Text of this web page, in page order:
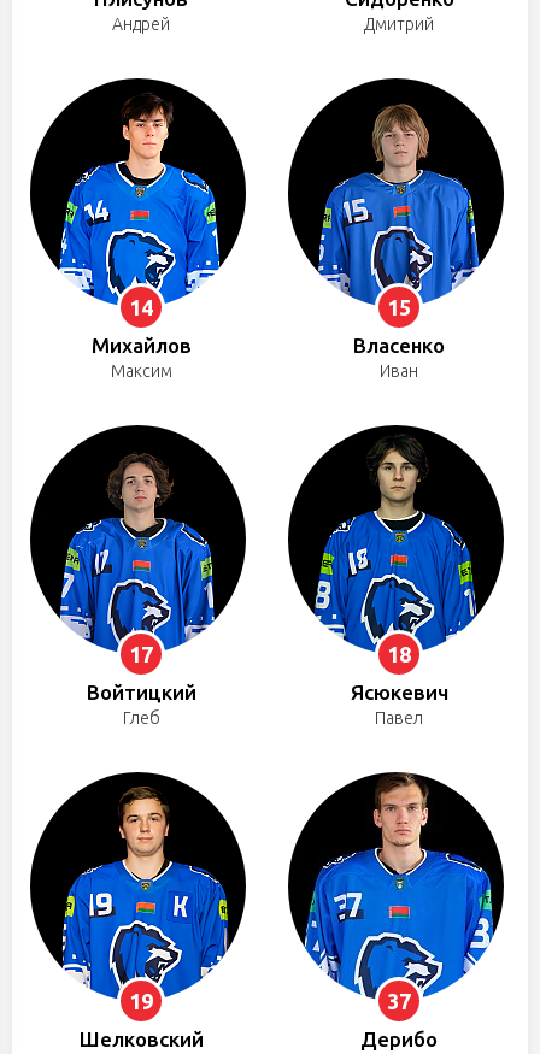
Андрей Дмитрий
14
Михайлов
Максим
15
Власенко
Иван
17
Войтицкий
Глеб
18
Ясюкевич
Павел
19
Шелковский
37
Дерибо